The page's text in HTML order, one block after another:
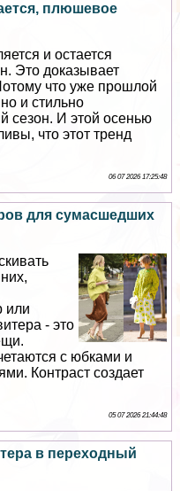
плюшевое
и остается
Это доказывает
что уже прошлой
и стильно
сезон. И этой осенью
что этот тренд
06 07 2026 17:25:48
для cyмacшедших
или
- это
с юбками и
Контраст создает
05 07 2026 21:44:48
в переходный